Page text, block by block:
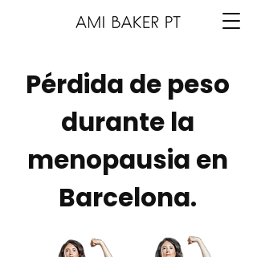
Pérdida de peso
durante la
menopausia en
Barcelona.